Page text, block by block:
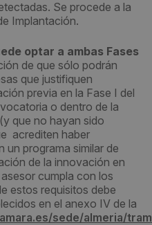
Se procede a la
Implantación.
optar a ambas Fases
de que sólo podrán
que justifiquen
previa en la Fase I del
o dentro de la
que no hayan sido
acrediten haber
un programa similar de
de la innovación en
cumpla con los
estos requisitos debe
en el anexo IV de la
sede/almeria/